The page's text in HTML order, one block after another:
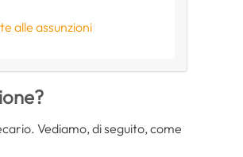
alle assunzioni
Vediamo, di seguito, come